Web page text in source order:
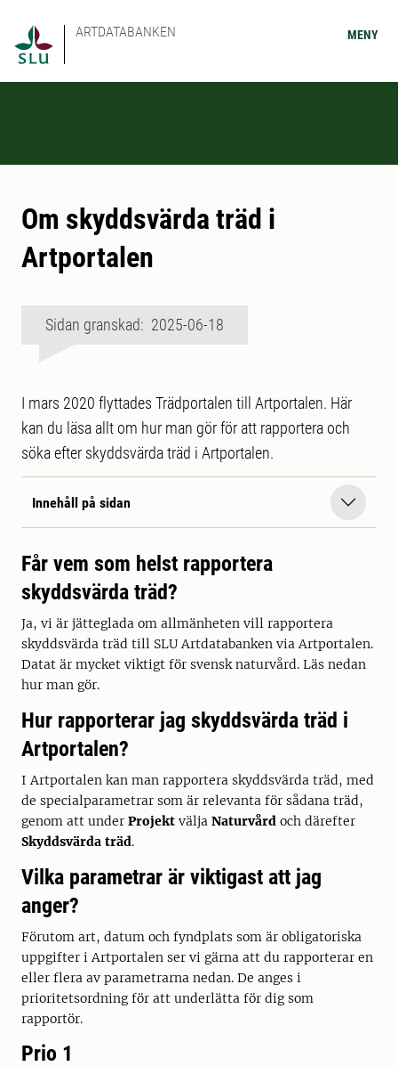
ARTDATABANKEN MENY
Om skyddsvärda träd i
Artportalen
Sidan granskad: 2025-06-18
I mars 2020 flyttades Trädportalen till Artportalen. Här
kan du läsa allt om hur man gör för att rapportera och
söka efter skyddsvärda träd i Artportalen.
Innehåll på sidan
Får vem som helst rapportera
skyddsvärda träd?
Ja, vi är jätteglada om allmänheten vill rapportera
skyddsvärda träd till SLU Artdatabanken via Artportalen.
Datat är mycket viktigt för svensk naturvård. Läs nedan
hur man gör.
Hur rapporterar jag skyddsvärda träd i
Artportalen?
I Artportalen kan man rapportera skyddsvärda träd, med
de specialparametrar som är relevanta för sådana träd,
genom att under Projekt välja Naturvård och därefter
Skyddsvärda träd.
Vilka parametrar är viktigast att jag
anger?
Förutom art, datum och fyndplats som är obligatoriska
uppgifter i Artportalen ser vi gärna att du rapporterar en
eller flera av parametrarna nedan. De anges i
prioritetsordning för att underlätta för dig som
rapportör.
Prio 1